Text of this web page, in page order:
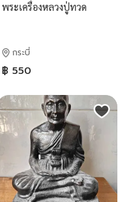
พระเครื่องหลวงปู่ทวด
กระบี่
฿ 550